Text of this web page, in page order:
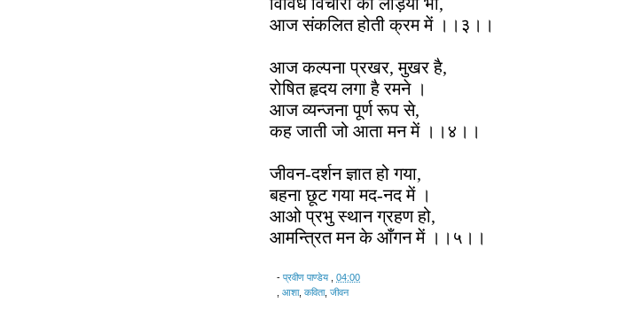
आज संकलित होती क्रम में ।।३।।
आज कल्पना प्रखर, मुखर है,
रोषित हृदय लगा है रमने ।
आज व्यन्जना पूर्ण रूप से,
कह जाती जो आता मन में ।।४।।
जीवन-दर्शन ज्ञात हो गया,
बहना छूट गया मद-नद में ।
आओ प्रभु स्थान ग्रहण हो,
आमन्त्रित मन के आँगन में ।।५।।
- प्रवीण पाण्डेय
04:00
आशा, कविता, जीवन